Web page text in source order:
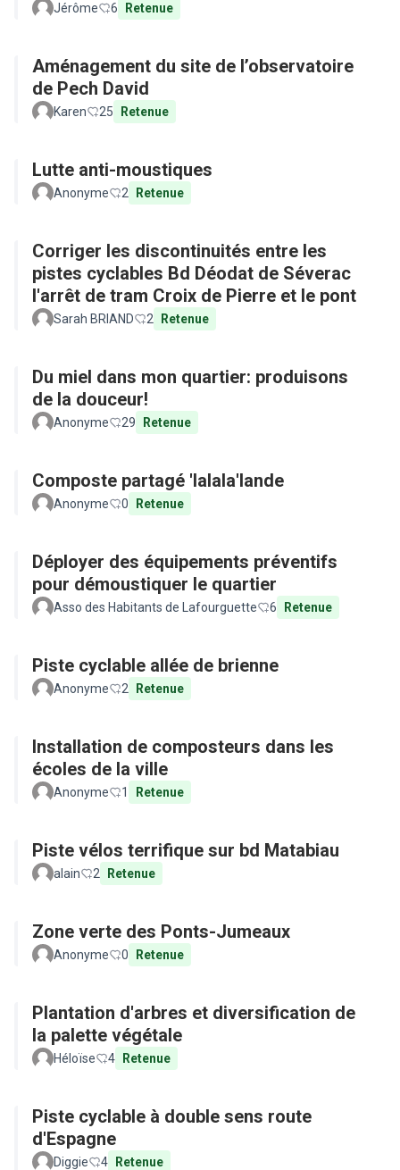
Jérôme 6 Retenue
Aménagement du site de l’observatoire
de Pech David
Karen 25 Retenue
Lutte anti-moustiques
Anonyme 2 Retenue
Corriger les discontinuités entre les
pistes cyclables Bd Déodat de Séverac
l'arrêt de tram Croix de Pierre et le pont
Sarah BRIAND 2 Retenue
Du miel dans mon quartier: produisons
de la douceur!
Anonyme 29 Retenue
Composte partagé 'lalala'lande
Anonyme 0 Retenue
Déployer des équipements préventifs
pour démoustiquer le quartier
Asso des Habitants de Lafourguette 6 Retenue
Piste cyclable allée de brienne
Anonyme 2 Retenue
Installation de composteurs dans les
écoles de la ville
Anonyme 1 Retenue
Piste vélos terrifique sur bd Matabiau
alain 2 Retenue
Zone verte des Ponts-Jumeaux
Anonyme 0 Retenue
Plantation d'arbres et diversification de
la palette végétale
Héloïse 4 Retenue
Piste cyclable à double sens route
d'Espagne
Diggie 4 Retenue